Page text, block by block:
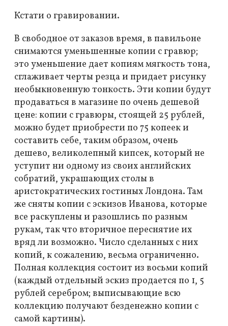
Кстати о гравировании.
В свободное от заказов время, в павильоне
снимаются уменьшенные копии с гравюр;
это уменьшение дает копиям мягкость тона,
сглаживает черты резца и придает рисунку
необыкновенную тонкость. Эти копии будут
продаваться в магазине по очень дешевой
цене: копии с гравюры, стоящей 25 рублей,
можно будет приобрести по 75 копеек и
составить себе, таким образом, очень
дешево, великолепный кипсек, который не
уступит ни одному из своих английских
собратий, украшающих столы в
аристократических гостиных Лондона. Там
же сняты копии с эскизов Иванова, которые
все раскуплены и разошлись по разным
рукам, так что вторичное переснятие их
вряд ли возможно. Число сделанных с них
копий, к сожалению, весьма ограниченно.
Полная коллекция состоит из восьми копий
(каждый отдельный эскиз продается по 1, 5
рублей серебром; выписывающие всю
коллекцию получают безденежно копии с
самой картины).